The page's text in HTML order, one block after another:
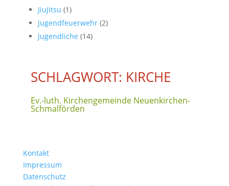
JiuJitsu (1)
Jugendfeuerwehr (2)
Jugendliche (14)
SCHLAGWORT: KIRCHE
Ev.-luth. Kirchengemeinde Neuenkirchen-
Schmalförden
Kontakt
Impressum
Datenschutz